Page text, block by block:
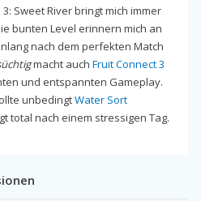
Sweet River bringt mich immer
bunten Level erinnern mich an
nach dem perfekten Match
macht auch Fruit Connect 3
und entspannten Gameplay.
unbedingtWater Sort
total nach einem stressigen Tag.